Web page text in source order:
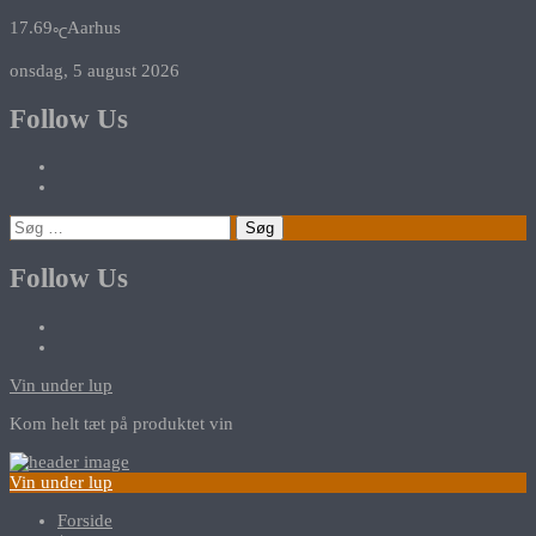
17.69℃Aarhus
onsdag, 5 august 2026
Follow Us
Søg
efter:
Follow Us
Vin under lup
Kom helt tæt på produktet vin
Vin under lup
Forside